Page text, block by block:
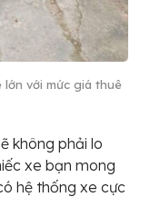
với mức giá thuê
không phải lo
xe bạn mong
hệ thống xe cực